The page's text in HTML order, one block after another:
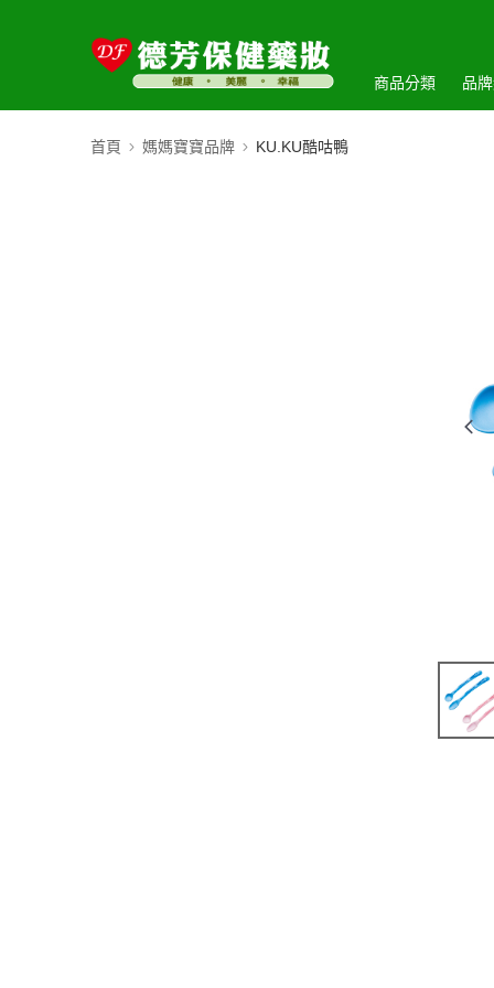
商品分類 品
首頁 媽媽寶寶品牌 KU.KU酷咕鴨